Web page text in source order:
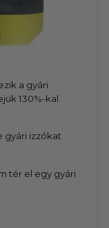
a gyári
130%-kal
gyári izzókat
tér el egy gyári